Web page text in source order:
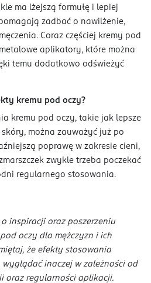
ma lżejszą formułę i lepiej
zadbać o nawilżenie,
Coraz częściej kremy pod
aplikatory, które można
temu dodatkowo odświeżyć
kremu pod oczy?
kremu pod oczy, takie jak lepsze
można zauważyć już po
poprawę w zakresie cieni,
zwykle trzeba poczekać
regularnego stosowania.
inspiracji oraz poszerzeniu
oczy dla mężczyzn i ich
że efekty stosowania
inaczej w zależności od
oraz regularności aplikacji.